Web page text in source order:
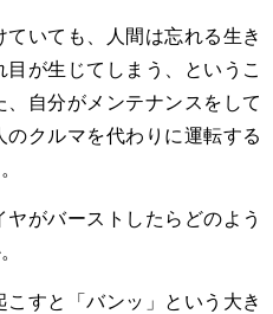
いても、人間は忘れる生き
が生じてしまう、というこ
自分がメンテナンスをして
クルマを代わりに運転する
がバーストしたらどのよう
すと「バンッ」という大き